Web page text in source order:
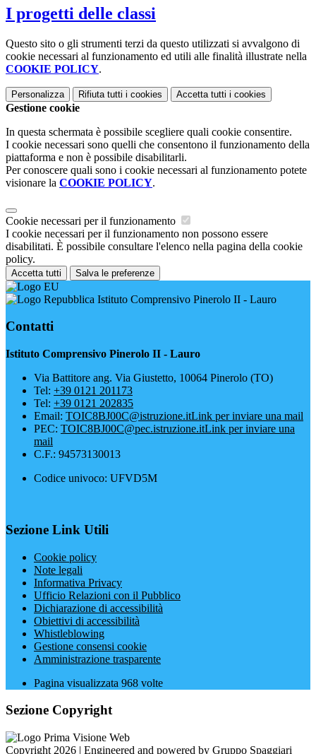
I progetti delle classi
Questo sito o gli strumenti terzi da questo utilizzati si avvalgono di
cookie necessari al funzionamento ed utili alle finalità illustrate nella
COOKIE POLICY.
Personalizza Rifiuta tutti i cookies Accetta tutti i cookies
Gestione cookie
In questa schermata è possibile scegliere quali cookie consentire.
I cookie necessari sono quelli che consentono il funzionamento della
piattaforma e non è possibile disabilitarli.
Per conoscere quali sono i cookie necessari al funzionamento potete
visionare la COOKIE POLICY.
Cookie necessari per il funzionamento
I cookie necessari per il funzionamento non possono essere
disabilitati. È possibile consultare l'elenco nella pagina della cookie
policy.
Accetta tutti Salva le preferenze
Istituto Comprensivo Pinerolo II - Lauro
Contatti
Istituto Comprensivo Pinerolo II - Lauro
Via Battitore ang. Via Giustetto, 10064 Pinerolo (TO)
Tel: +39 0121 201173
Tel: +39 0121 202835
Email: TOIC8BJ00C@istruzione.itLink per inviare una mail
PEC: TOIC8BJ00C@pec.istruzione.itLink per inviare una
mail
C.F.: 94573130013
Codice univoco: UFVD5M
Sezione Link Utili
Cookie policy
Note legali
Informativa Privacy
Ufficio Relazioni con il Pubblico
Dichiarazione di accessibilità
Obiettivi di accessibilità
Whistleblowing
Gestione consensi cookie
Amministrazione trasparente
Pagina visualizzata 968 volte
Sezione Copyright
Copyright 2026 | Engineered and powered by Gruppo Spaggiari